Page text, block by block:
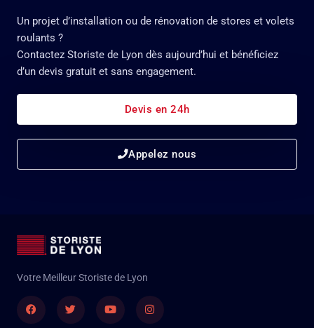
Un projet d’installation ou de rénovation de stores et volets
roulants ?
Contactez Storiste de Lyon dès aujourd’hui et bénéficiez
d’un devis gratuit et sans engagement.
Devis en 24h
Appelez nous
Votre Meilleur Storiste de Lyon
FacebookTwitter YoutubeInstagram